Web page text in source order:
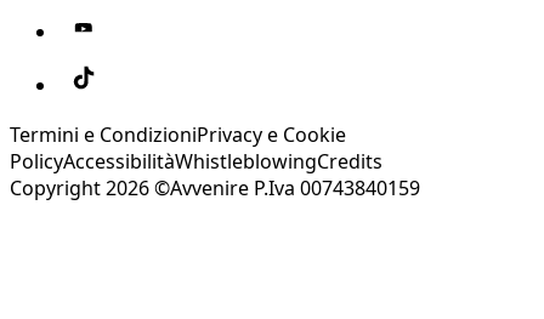
Termini e CondizioniPrivacy e Cookie
PolicyAccessibilitàWhistleblowingCredits
Copyright 2026 ©Avvenire P.Iva 00743840159